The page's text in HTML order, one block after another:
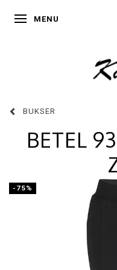
SKIFTE NAVIGATION
MENU
BUKSER
BETEL
-75%